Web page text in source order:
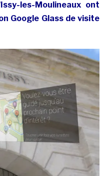
les-Moulineaux ont
Google Glass de visite